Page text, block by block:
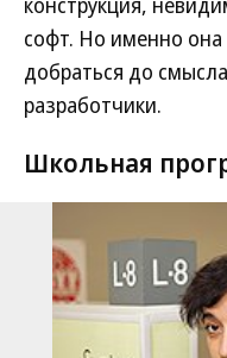
софт. Но именно
добраться до
разработчики.
Школьная